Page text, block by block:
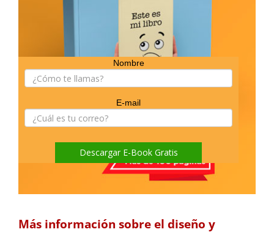
Más información sobre el diseño y